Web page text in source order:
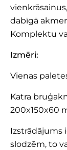
dabīgā
Komplektu
Izmēri:
Vienas
Katra
200x150x60
Izstrādājums
slodzēm, to